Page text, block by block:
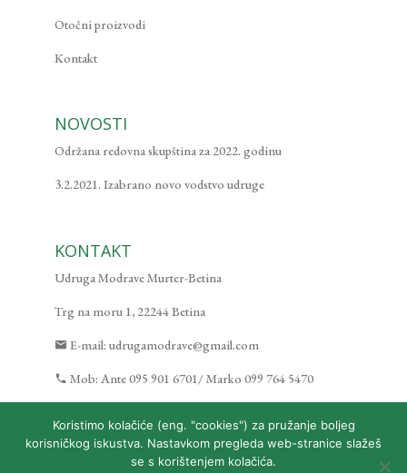
Otočni proizvodi
Kontakt
NOVOSTI
Održana redovna skupština za 2022. godinu
3.2.2021. Izabrano novo vodstvo udruge
KONTAKT
Udruga Modrave Murter-Betina
Trg na moru 1, 22244 Betina
E-mail: udrugamodrave@gmail.com
Mob: Ante 095 901 6701/ Marko 099 764 5470
Koristimo kolačiće (eng. "cookies") za pružanje boljeg
korisničkog iskustva. Nastavkom pregleda web-stranice slažeš
se s korištenjem kolačića.